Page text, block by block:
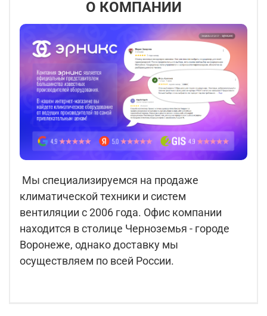
О КОМПАНИИ
Мы специализируемся на продаже
климатической техники и систем
вентиляции с 2006 года. Офис компании
находится в столице Черноземья - городе
Воронеже, однако доставку мы
осуществляем по всей России.